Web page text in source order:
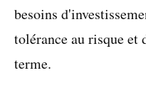
besoins
tolérance au risque et
terme.